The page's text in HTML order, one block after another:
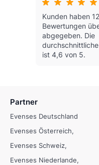
Kunden haben
Bewertungen
abgegeben. Die
ist 4,6 von 5.
Partner
Evenses Deutschland
Evenses Österreich
Evenses Schweiz
Evenses Niederlande